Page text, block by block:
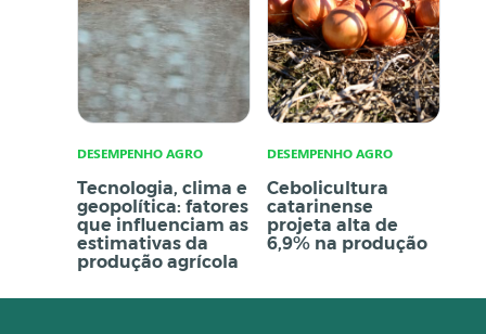
DESEMPENHO AGRO
Tecnologia, clima e
geopolítica: fatores
que influenciam as
estimativas da
produção agrícola
DESEMPENHO AGRO
Cebolicultura
catarinense
projeta alta de
6,9% na produção